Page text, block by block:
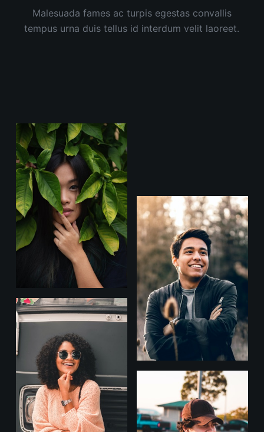
Malesuada fames ac turpis egestas convallis
tempus urna duis tellus id interdum velit laoreet.